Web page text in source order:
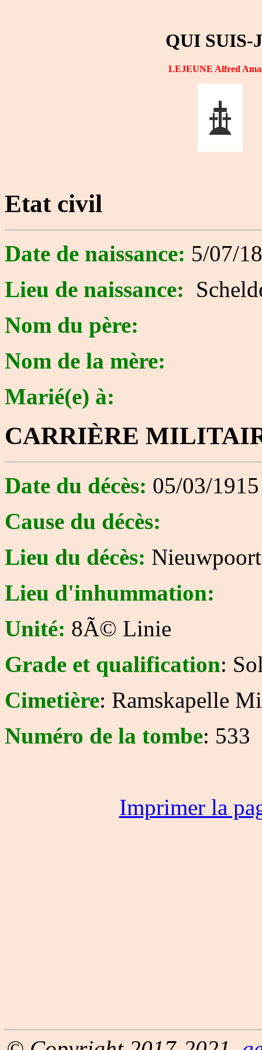
QUI SUIS-
LEJEUNE Alfred
Etat civil
Date de naissance: 5/07/
Lieu de naissance:
Nom du père:
Nom de la mère:
Marié(e) à:
CARRIÈRE
Date du décès: 05/03/1915
Cause du décès:
Lieu du décès: Nieuwpoort
Lieu d'inhummation:
Unité: 8Ã© Linie
Grade et qualification:
Cimetière: Ramskapelle
Numéro de la tombe: 533
Imprimer la